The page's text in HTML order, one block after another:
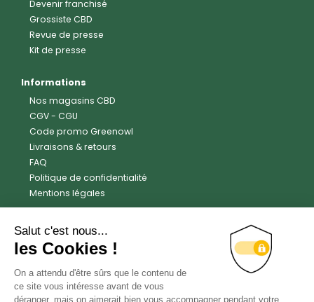
Devenir franchisé
Grossiste CBD
Revue de presse
Kit de presse
Informations
Nos magasins CBD
CGV- CGU
Code promo Greenowl
Livraisons & retours
FAQ
Politique de confidentialité
Mentions légales
Avis clients
Trustpilot